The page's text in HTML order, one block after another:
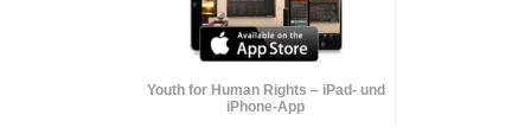
Youth for Human Rights – iPad- und
iPhone-App